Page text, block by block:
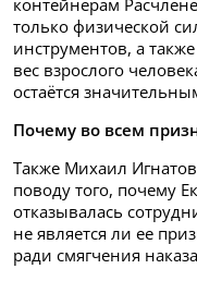
контейнерам
только физической
инструментов, а
вес взрослого
остаётся
Почему во всем
Также Михаил
поводу того, почему
отказывалась
не является ли ее
ради смягчения